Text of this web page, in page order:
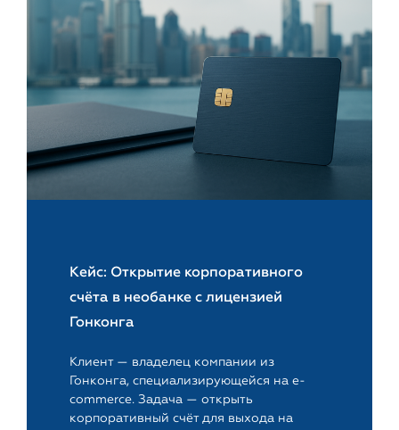
Кейс: Открытие корпоративного
счёта в необанке с лицензией
Гонконга
Клиент — владелец компании из
Гонконга, специализирующейся на e-
commerce. Задача — открыть
корпоративный счёт для выхода на